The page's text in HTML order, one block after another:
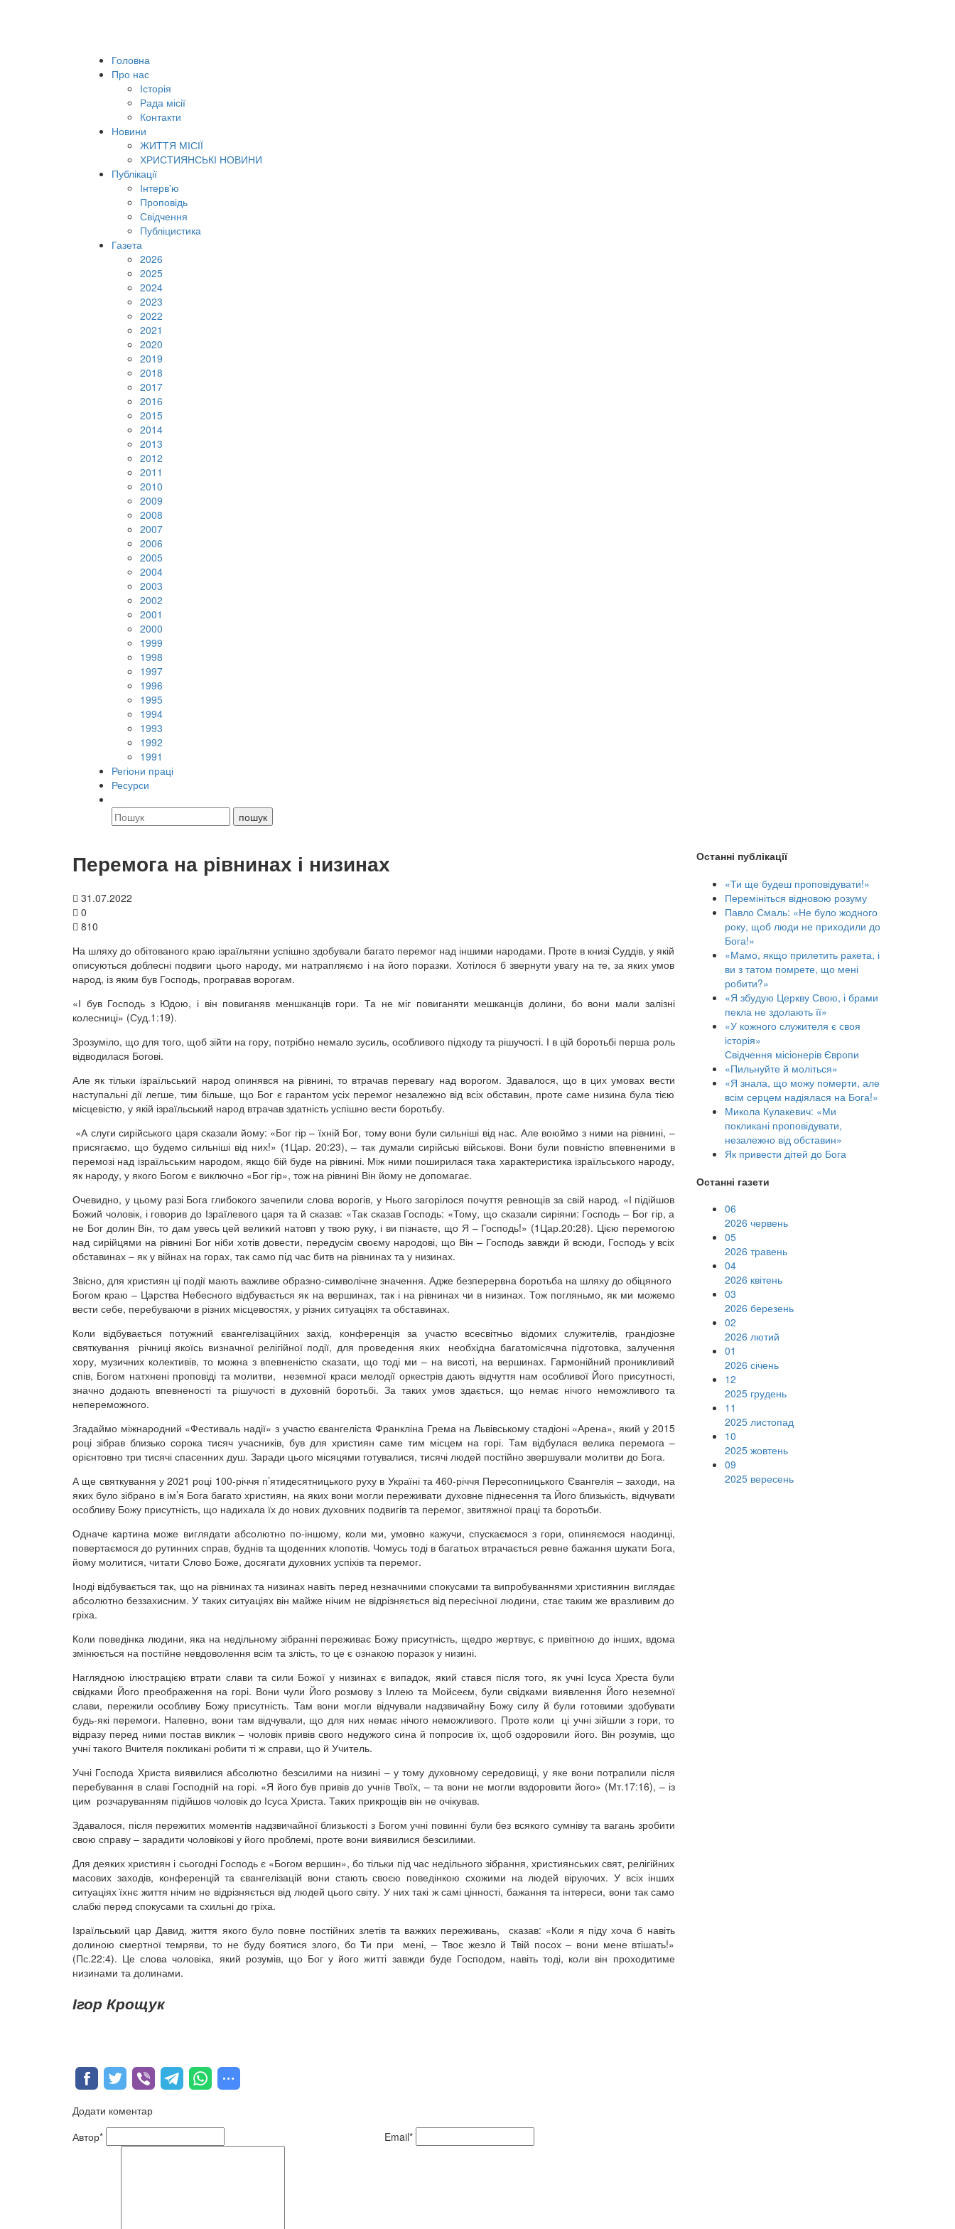
Головна
Про нас
Історія
Рада місії
Контакти
Новини
ЖИТТЯ МІСІЇ
ХРИСТИЯНСЬКІ НОВИНИ
Публікації
Інтерв'ю
Проповідь
Свідчення
Публіцистика
Газета
2026
2025
2024
2023
2022
2021
2020
2019
2018
2017
2016
2015
2014
2013
2012
2011
2010
2009
2008
2007
2006
2005
2004
2003
2002
2001
2000
1999
1998
1997
1996
1995
1994
1993
1992
1991
Регіони праці
Ресурси
Перемога на рівнинах і низинах
31.07.2022
0
810
На шляху до обітованого краю ізраїльтяни успішно здобували багато перемог над іншими народами. Проте в книзі Суддів, у якій
описуються доблесні подвиги цього народу, ми натрапляємо і на його поразки. Хотілося б звернути увагу на те, за яких умов
народ, із яким був Господь, програвав ворогам.
«І був Господь з Юдою, і він повиганяв меншканців гори. Та не міг повиганяти мешканців долини, бо вони мали залізні
колесниці» (Суд.1:19).
Зрозуміло, що для того, щоб зійти на гору, потрібно немало зусиль, особливого підходу та рішучості. І в цій боротьбі перша роль
відводилася Богові.
Але як тільки ізраїльський народ опинявся на рівнині, то втрачав перевагу над ворогом. Здавалося, що в цих умовах вести
наступальні дії легше, тим більше, що Бог є гарантом усіх перемог незалежно від всіх обставин, проте саме низина була тією
місцевістю, у якій ізраїльський народ втрачав здатність успішно вести боротьбу.
«А слуги сирійського царя сказали йому: «Бог гір – їхній Бог, тому вони були сильніші від нас. Але воюймо з ними на рівнині, –
присягаємо, що будемо сильніші від них!» (1Цар. 20:23), – так думали сирійські військові. Вони були повністю впевненими в
перемозі над ізраїльським народом, якщо бій буде на рівнині. Між ними поширилася така характеристика ізраїльського народу,
як народу, у якого Богом є виключно «Бог гір», тож на рівнині Він йому не допомагає.
Очевидно, у цьому разі Бога глибокого зачепили слова ворогів, у Нього загорілося почуття ревнощів за свій народ. «І підійшов
Божий чоловік, і говорив до Ізраїлевого царя та й сказав: «Так сказав Господь: «Тому, що сказали сиріяни: Господь – Бог гір, а
не Бог долин Він, то дам увесь цей великий натовп у твою руку, і ви пізнаєте, що Я – Господь!» (1Цар.20:28). Цією перемогою
над сирійцями на рівнині Бог ніби хотів довести, передусім своєму народові, що Він – Господь завжди й всюди, Господь у всіх
обставинах – як у війнах на горах, так само під час битв на рівнинах та у низинах.
Звісно, для християн ці події мають важливе образно-символічне значення. Адже безперервна боротьба на шляху до обіцяного
Богом краю – Царства Небесного відбувається як на вершинах, так і на рівнинах чи в низинах. Тож погляньмо, як ми можемо
вести себе, перебуваючи в різних місцевостях, у різних ситуаціях та обставинах.
Коли відбувається потужний євангелізаційних захід, конференція за участю всесвітньо відомих служителів, грандіозне
святкування річниці якоїсь визначної релігійної події, для проведення яких необхідна багатомісячна підготовка, залучення
хору, музичних колективів, то можна з впевненістю сказати, що тоді ми – на висоті, на вершинах. Гармонійний проникливий
спів, Богом натхнені проповіді та молитви, неземної краси мелодії оркестрів дають відчуття нам особливої Його присутності,
значно додають впевненості та рішучості в духовній боротьбі. За таких умов здається, що немає нічого неможливого та
непереможного.
Згадаймо міжнародний «Фестиваль надії» з участю євангеліста Франкліна Грема на Львівському стадіоні «Арена», який у 2015
році зібрав близько сорока тисяч учасників, був для християн саме тим місцем на горі. Там відбулася велика перемога –
орієнтовно три тисячі спасенних душ. Заради цього місяцями готувалися, тисячі людей постійно звершували молитви до Бога.
А ще святкування у 2021 році 100-річчя п’ятидесятницького руху в Україні та 460-річчя Пересопницького Євангелія – заходи, на
яких було зібрано в ім’я Бога багато християн, на яких вони могли переживати духовне піднесення та Його близькість, відчувати
особливу Божу присутність, що надихала їх до нових духовних подвигів та перемог, звитяжної праці та боротьби.
Одначе картина може виглядати абсолютно по-іншому, коли ми, умовно кажучи, спускаємося з гори, опиняємося наодинці,
повертаємося до рутинних справ, буднів та щоденних клопотів. Чомусь тоді в багатьох втрачається ревне бажання шукати Бога,
йому молитися, читати Слово Боже, досягати духовних успіхів та перемог.
Іноді відбувається так, що на рівнинах та низинах навіть перед незначними спокусами та випробуваннями християнин виглядає
абсолютно беззахисним. У таких ситуаціях він майже нічим не відрізняється від пересічної людини, стає таким же вразливим до
гріха.
Коли поведінка людини, яка на недільному зібранні переживає Божу присутність, щедро жертвує, є привітною до інших, вдома
змінюється на постійне невдоволення всім та злість, то це є ознакою поразок у низині.
Наглядною ілюстрацією втрати слави та сили Божої у низинах є випадок, який стався після того, як учні Ісуса Хреста були
свідками Його преображення на горі. Вони чули Його розмову з Іллею та Мойсеєм, були свідками виявлення Його неземної
слави, пережили особливу Божу присутність. Там вони могли відчували надзвичайну Божу силу й були готовими здобувати
будь-які перемоги. Напевно, вони там відчували, що для них немає нічого неможливого. Проте коли ці учні зійшли з гори, то
відразу перед ними постав виклик – чоловік привів свого недужого сина й попросив їх, щоб оздоровили його. Він розумів, що
учні такого Вчителя покликані робити ті ж справи, що й Учитель.
Учні Господа Христа виявилися абсолютно безсилими на низині – у тому духовному середовищі, у яке вони потрапили після
перебування в славі Господній на горі. «Я його був привів до учнів Твоїх, – та вони не могли вздоровити його» (Мт.17:16), – із
цим розчаруванням підійшов чоловік до Ісуса Христа. Таких прикрощів він не очікував.
Здавалося, після пережитих моментів надзвичайної близькості з Богом учні повинні були без всякого сумніву та вагань зробити
свою справу – зарадити чоловікові у його проблемі, проте вони виявилися безсилими.
Для деяких християн і сьогодні Господь є «Богом вершин», бо тільки під час недільного зібрання, християнських свят, релігійних
масових заходів, конференцій та євангелізацій вони стають своєю поведінкою схожими на людей віруючих. У всіх інших
ситуаціях їхнє життя нічим не відрізняється від людей цього світу. У них такі ж самі цінності, бажання та інтереси, вони так само
слабкі перед спокусами та схильні до гріха.
Ізраїльський цар Давид, життя якого було повне постійних злетів та важких переживань, сказав: «Коли я піду хоча б навіть
долиною смертної темряви, то не буду боятися злого, бо Ти при мені, – Твоє жезло й Твій посох – вони мене втішать!»
(Пс.22:4). Це слова чоловіка, який розумів, що Бог у його житті завжди буде Господом, навіть тоді, коли він проходитиме
низинами та долинами.
Ігор Крощук
Додати коментар
Автор*
Email*
Останні публікації
«Ти ще будеш проповідувати!»
Перемініться відновою розуму
Павло Смаль: «Не було жодного
року, щоб люди не приходили до
Бога!»
«Мамо, якщо прилетить ракета, і
ви з татом помрете, що мені
робити?»
«Я збудую Церкву Свою, і брами
пекла не здолають її»
«У кожного служителя є своя
історія»
Свідчення місіонерів Європи
«Пильнуйте й моліться»
«Я знала, що можу померти, але
всім серцем надіялася на Бога!»
Микола Кулакевич: «Ми
покликані проповідувати,
незалежно від обставин»
Як привести дітей до Бога
Останні газети
06
2026 червень
05
2026 травень
04
2026 квітень
03
2026 березень
02
2026 лютий
01
2026 січень
12
2025 грудень
11
2025 листопад
10
2025 жовтень
09
2025 вересень